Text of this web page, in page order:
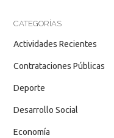
CATEGORÍAS
Actividades Recientes
Contrataciones Públicas
Deporte
Desarrollo Social
Economía